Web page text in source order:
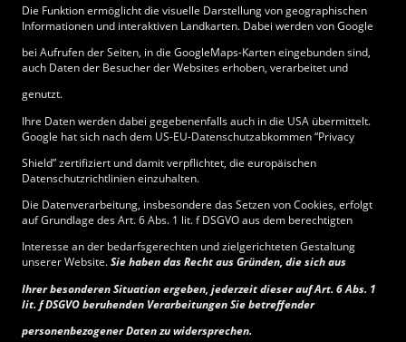
Die Funktion ermöglicht die visuelle Darstellung von geographischen
Informationen und interaktiven Landkarten. Dabei werden von Google
bei Aufrufen der Seiten, in die GoogleMaps-Karten eingebunden sind,
auch Daten der Besucher der Websites erhoben, verarbeitet und
genutzt.
Ihre Daten werden dabei gegebenenfalls auch in die USA übermittelt.
Google hat sich nach dem US-EU-Datenschutzabkommen “Privacy
Shield” zertifiziert und damit verpflichtet, die europäischen
Datenschutzrichtlinien einzuhalten.
Die Datenverarbeitung, insbesondere das Setzen von Cookies, erfolgt
auf Grundlage des Art. 6 Abs. 1 lit. f DSGVO aus dem berechtigten
Interesse an der bedarfsgerechten und zielgerichteten Gestaltung
unserer Website.Sie haben das Recht aus Gründen, die sich aus
Ihrer besonderen Situation ergeben, jederzeit dieser auf Art. 6 Abs. 1
lit. f DSGVO beruhenden Verarbeitungen Sie betreffender
personenbezogener Daten zu widersprechen.